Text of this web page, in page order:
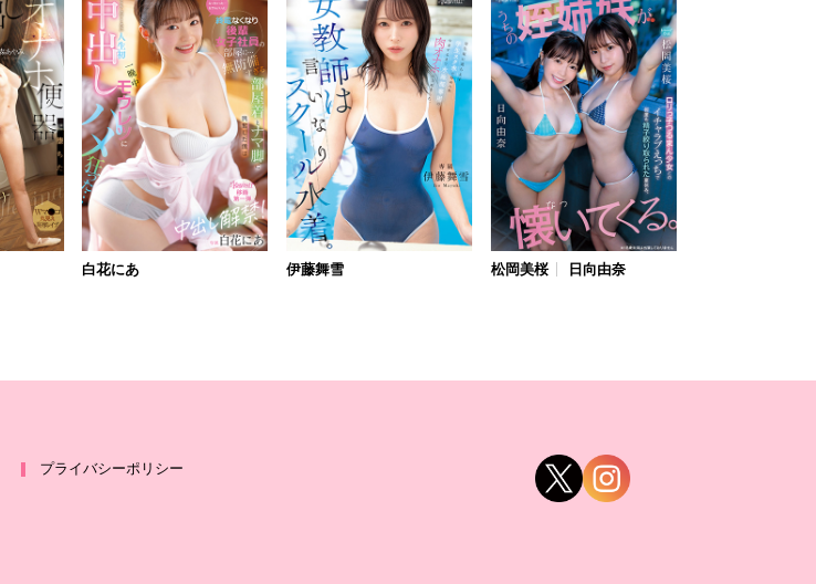
白花にあ 伊藤舞雪 松岡美桜 日向由奈
プライバシーポリシー